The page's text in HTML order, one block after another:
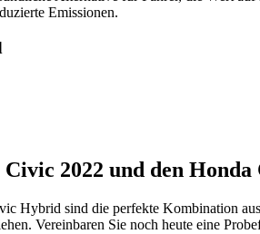
Emissionen.
Civic 2022 und den
Hybrid sind die perfekte Kombination
Vereinbaren Sie noch heute eine